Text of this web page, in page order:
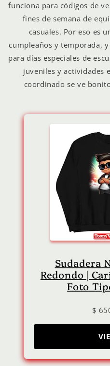
funciona para códigos de
fines de semana de
casuales. Por eso es
cumpleaños y temporada,
para días especiales de
juveniles y actividades
coordinado se ve
Sudadera
Redondo |
Foto
$